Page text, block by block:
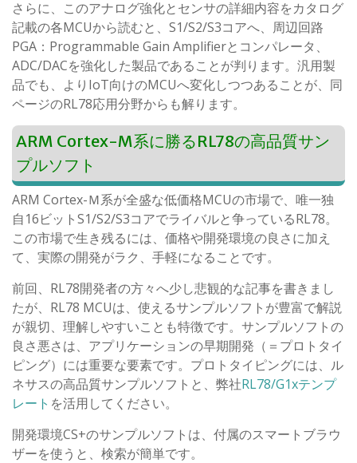
さらに、このアナログ強化とセンサの詳細内容をカタログ
記載の各MCUから読むと、S1/S2/S3コアへ、周辺回路
PGA：Programmable Gain Amplifierとコンパレータ、
ADC/DACを強化した製品であることが判ります。汎用製
品でも、よりIoT向けのMCUへ変化しつつあることが、同
ページのRL78応用分野からも解ります。
ARM Cortex-M系に勝るRL78の高品質サン
プルソフト
ARM Cortex-Ｍ系が全盛な低価格MCUの市場で、唯一独
自16ビットS1/S2/S3コアでライバルと争っているRL78。
この市場で生き残るには、価格や開発環境の良さに加え
て、実際の開発がラク、手軽になることです。
前回、RL78開発者の方々へ少し悲観的な記事を書きまし
たが、RL78 MCUは、使えるサンプルソフトが豊富で解説
が親切、理解しやすいことも特徴です。サンプルソフトの
良さ悪さは、アプリケーションの早期開発（＝プロトタイ
ピング）には重要な要素です。プロトタイピングには、ル
ネサスの高品質サンプルソフトと、弊社RL78/G1xテンプ
レート を活用してください。
開発環境CS+のサンプルソフトは、付属のスマートブラウ
ザーを使うと、検索が簡単です。